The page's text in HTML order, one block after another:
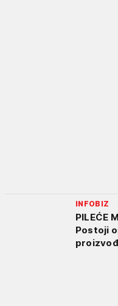
INFOBIZ
PILEĆE
Postoji